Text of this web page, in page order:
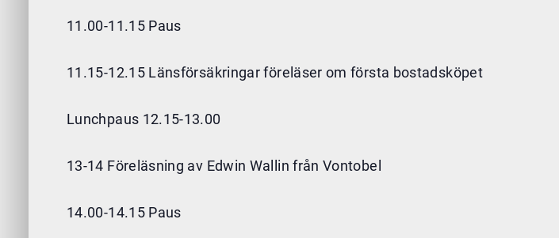
11.00-11.15 Paus
11.15-12.15 Länsförsäkringar föreläser om första bostadsköpet
Lunchpaus 12.15-13.00
13-14 Föreläsning av Edwin Wallin från Vontobel
14.00-14.15 Paus